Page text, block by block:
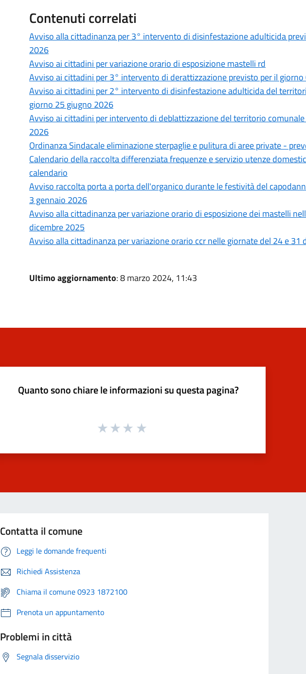
Contenuti correlati
Avviso alla cittadinanza per 3° intervento di disinfestazione adulticida
2026
Avviso ai cittadini per variazione orario di esposizione mastelli rd
Avviso ai cittadini per 3° intervento di derattizzazione previsto per il
Avviso ai cittadini per 2° intervento di disinfestazione adulticida del
giorno 25 giugno 2026
Avviso ai cittadini per intervento di deblattizzazione del territorio
2026
Ordinanza Sindacale eliminazione sterpaglie e pulitura di aree private -
Calendario della raccolta differenziata frequenze e servizio utenze
calendario
Avviso raccolta porta a porta dell'organico durante le festività del
3 gennaio 2026
Avviso alla cittadinanza per variazione orario di esposizione dei mastelli
dicembre 2025
Avviso alla cittadinanza per variazione orario ccr nelle giornate del 24 e 31
Ultimo aggiornamento: 8 marzo 2024, 11:43
Quanto sono chiare le informazioni su questa pagina?
Contatta il comune
Leggi le domande frequenti
Richiedi Assistenza
Chiama il comune 0923 1872100
Prenota un appuntamento
Problemi in città
Segnala disservizio